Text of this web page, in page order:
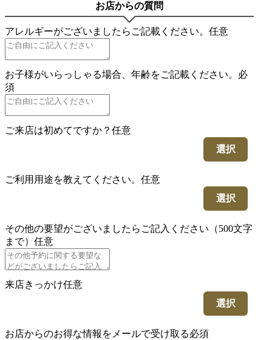
お店からの質問
アレルギーがございましたらご記載ください。 任意
お子様がいらっしゃる場合、年齢をご記載ください。 必
須
ご来店は初めてですか？ 任意
選択
ご利用用途を教えてください。 任意
選択
その他の要望がございましたらご記入ください（500文字
まで） 任意
来店きっかけ任意
選択
お店からのお得な情報をメールで受け取る必須